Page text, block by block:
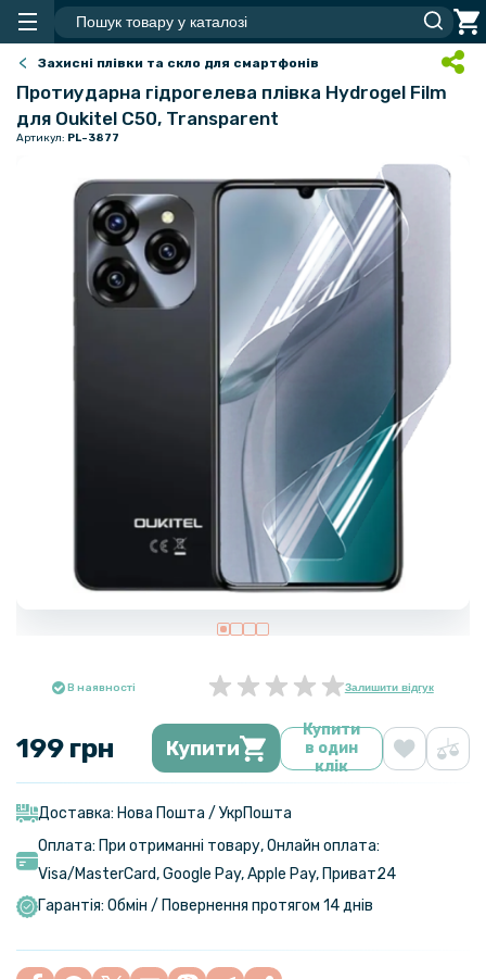
Захисні плівки та скло для смартфонів
Протиударна гідрогелева плівка Hydrogel Film
для Oukitel C50, Transparent
Артикул: PL-3877
В наявності Залишити відгук
199 грн Купити
Купити
в один
клік
Доставка: Нова Пошта / УкрПошта
Оплата: При отриманні товару, Онлайн оплата:
Visa/MasterСard, Google Pay, Apple Pay, Приват24
Гарантія: Обмін / Повернення протягом 14 днів